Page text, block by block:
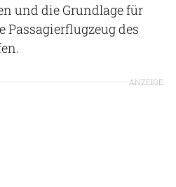
und die Grundlage für
des
ANZEIGE